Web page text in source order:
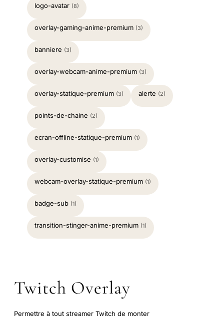
logo-avatar (8)
overlay-gaming-anime-premium (3)
banniere (3)
overlay-webcam-anime-premium (3)
overlay-statique-premium (3) alerte (2)
points-de-chaine (2)
ecran-offline-statique-premium (1)
overlay-customise (1)
webcam-overlay-statique-premium (1)
badge-sub (1)
transition-stinger-anime-premium (1)
Twitch Overlay
Permettre à tout streamer Twitch de monter